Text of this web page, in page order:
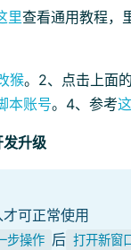
里查看通用教程，
猴。2、点击上面
本账号。4、参考
升级
可正常使用
步操作 后 打开新窗